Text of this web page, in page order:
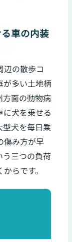
車の内装
辺の散歩コ
が多い土地柄
方面の動物病
に犬を乗せる
型犬を毎日乗
傷み方が早
う三つの負荷
らです。